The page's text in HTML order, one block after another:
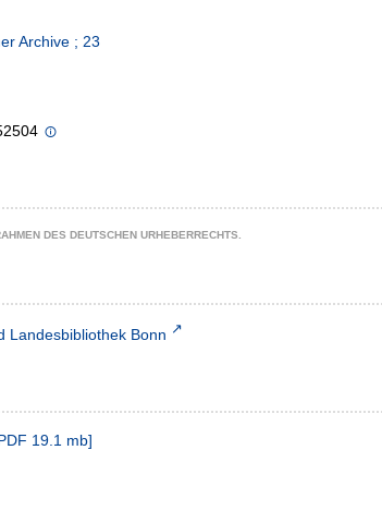
Archive ; 23
DES DEUTSCHEN URHEBERRECHTS.
Landesbibliothek Bonn
19.1 mb]